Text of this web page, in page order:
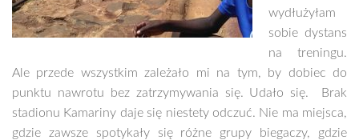
wydłużyłam
sobie dystans
na treningu.
Ale przede wszystkim zależało mi na tym, by dobiec do
punktu nawrotu bez zatrzymywania się. Udało się. Brak
stadionu Kamariny daje się niestety odczuć. Nie ma miejsca,
gdzie zawsze spotykały się różne grupy biegaczy, gdzie